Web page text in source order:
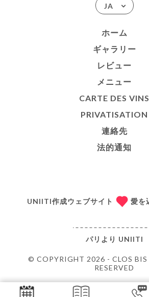
JA
ホーム
ギャラリー
レビュー
メニュー
CARTE DES VINS
PRIVATISATION
連絡先
法的通知
© COPYRIGHT 2026 - CLOS BIS
RESERVED
UNIITI作成ウェブサイト 愛を
パリより UNIITI